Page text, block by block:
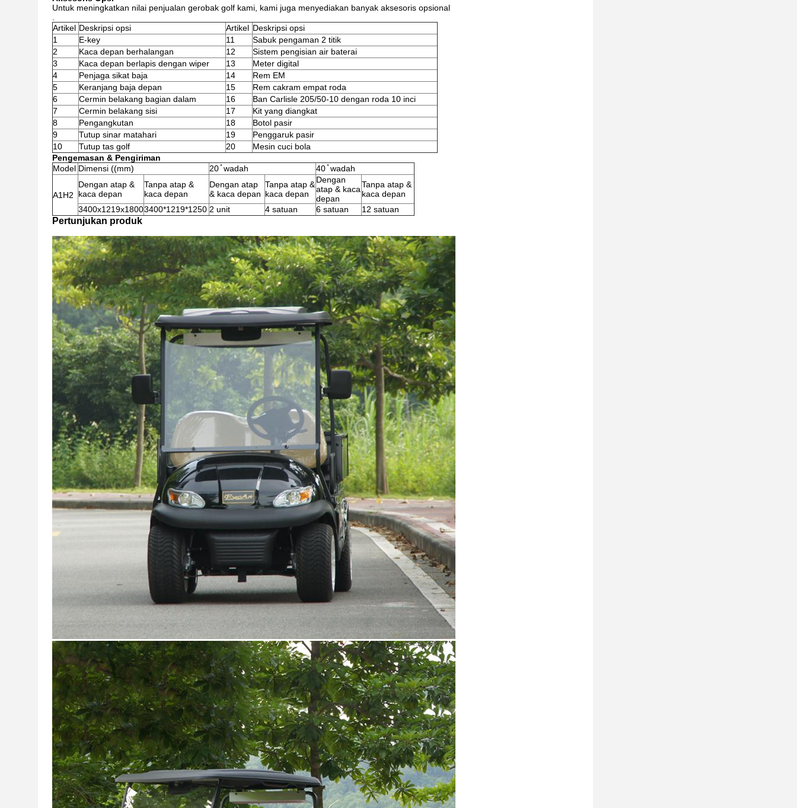
Untuk meningkatkan nilai penjualan gerobak golf kami, kami juga menyediakan banyak aksesoris opsional
Artikel Deskripsi opsi Artikel Deskripsi opsi
1
E-key 11
Sabuk pengaman 2 titik
2
Kaca depan berhalangan 12
Sistem pengisian air baterai
3
Kaca depan berlapis dengan wiper 13
Meter digital
4
Penjaga sikat baja 14
Rem EM
5
Keranjang baja depan 15
Rem cakram empat roda
6
Cermin belakang bagian dalam 16
Ban Carlisle 205/50-10 dengan roda 10 inci
7
Cermin belakang sisi 17
Kit yang diangkat
8
Pengangkutan 18
Botol pasir
9
Tutup sinar matahari 19
Penggaruk pasir
10
Tutup tas golf 20
Mesin cuci bola
Pengemasan & Pengiriman
Model Dimensi ((mm) 20 ̊ wadah 40 ̊ wadah
A1H2
Dengan atap &
kaca depan
Tanpa atap &
kaca depan
Dengan atap
& kaca depan
Tanpa atap &
kaca depan
Dengan
atap & kaca
depan
Tanpa atap &
kaca depan
3400x1219x18003400*1219*1250 2 unit 4 satuan 6 satuan 12 satuan
Pertunjukan produk